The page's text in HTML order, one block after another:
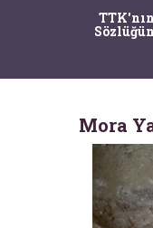
Mora